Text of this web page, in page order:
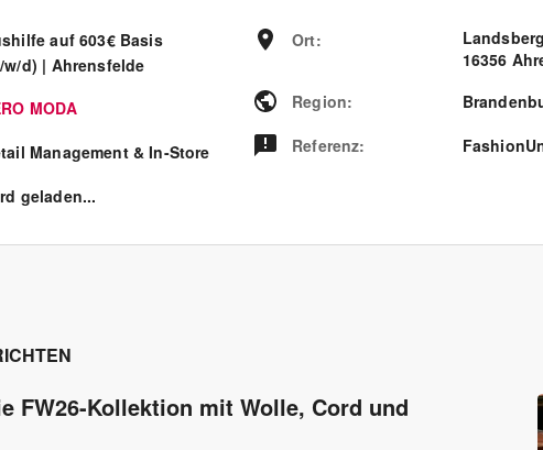
auf 603€ Basis
w/d) | Ahrensfelde
MODA
Management & In-Store
geladen...
Ort:
16356
Region:
Referenz:
FW26-Kollektion mit Wolle, Cord und